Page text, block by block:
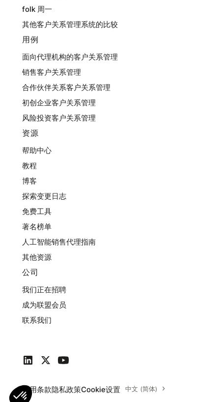
folk 周一
其他客户关系管理系统的比较
用例
面向代理机构的客户关系管理
销售客户关系管理
合作伙伴关系客户关系管理
初创企业客户关系管理
风险投资客户关系管理
资源
帮助中心
教程
博客
探索变更日志
免费工具
著名榜单
人工智能销售代理指南
其他资源
公司
我们正在招聘
成为联盟会员
联系我们
使用条款隐私政策Cookie设置 中文 (简体)